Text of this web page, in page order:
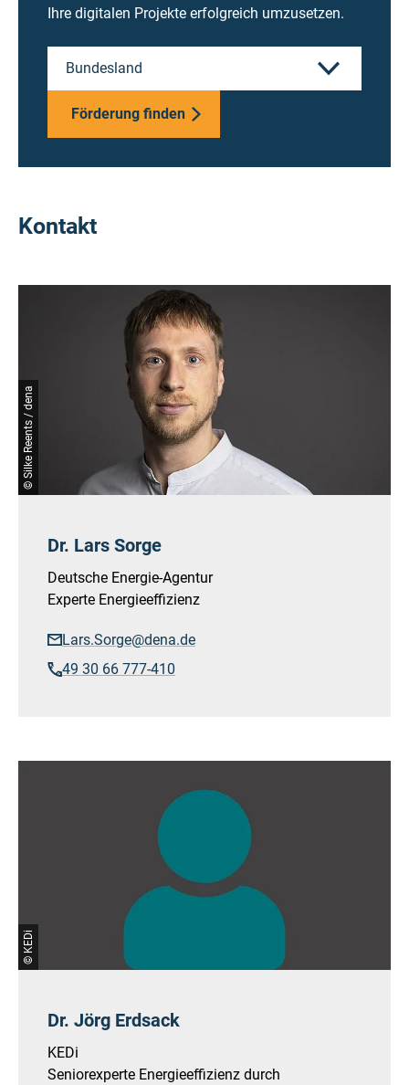
Ihre digitalen Projekte erfolgreich umzusetzen.
Bundesland
Förderung finden
Kontakt
© Silke Reents / dena
Dr. Lars Sorge
Deutsche Energie-Agentur
Experte Energieeffizienz
Lars.Sorge@dena.de
49 30 66 777-410
© KEDi
Dr. Jörg Erdsack
KEDi
Seniorexperte Energieeffizienz durch